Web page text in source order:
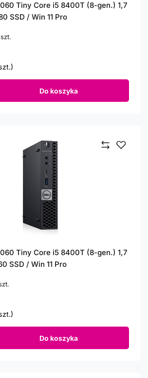
Tiny Core i5 8400T (8-gen.) 1,7
SSD / Win 11 Pro
szt.
Do koszyka
Tiny Core i5 8400T (8-gen.) 1,7
SSD / Win 11 Pro
Do koszyka